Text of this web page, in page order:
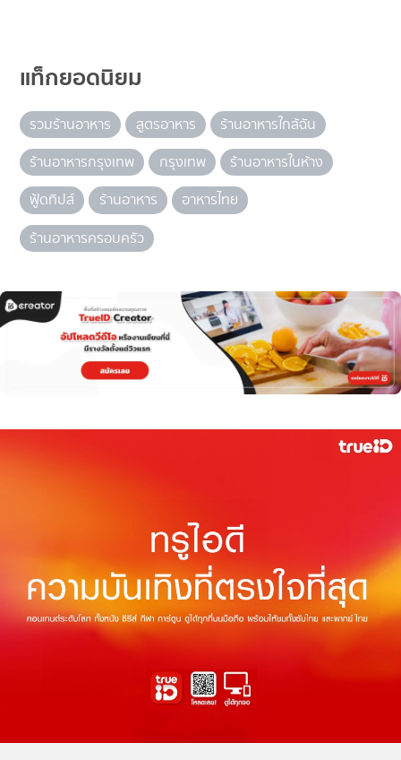
แท็กยอดนิยม
รวมร้านอาหาร สูตรอาหาร
ร้านอาหารใกล้ฉัน
ร้านอาหารกรุงเทพ
กรุงเทพ
ร้านอาหารในห้าง
ฟู้ดทิปส์
ร้านอาหาร
อาหารไทย
ร้านอาหารครอบครัว